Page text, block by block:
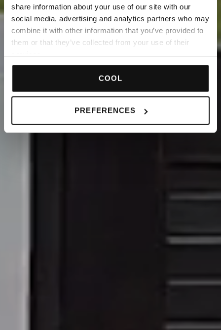
share information about your use of our site with our
social media, advertising and analytics partners who may
combine it with other information that you’ve provided to
them or that they’ve collected from your use of their
COOL
PREFERENCES